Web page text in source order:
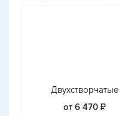
Двухстворчатые
от 6 470 ₽